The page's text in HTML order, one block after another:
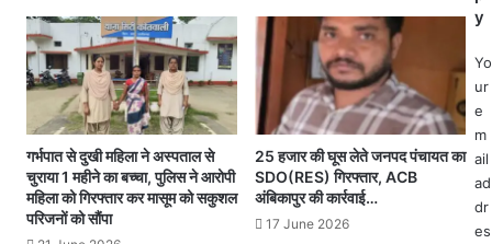
पी
फ
के
वा
घा
का
त्यौ
गर्भपात से दुखी महिला ने अस्पताल से
चुराया 1 महीने का बच्चा, पुलिस ने आरोपी
महिला को गिरफ्तार कर मासूम को सकुशल
परिजनों को सौंपा
25 हजार की घूस लेते जनपद पंचायत का
SDO(RES) गिरफ्तार, ACB
अंबिकापुर की कार्रवाई…
17 June 2026
y
Yo
ur
e
m
ail
ad
dr
es